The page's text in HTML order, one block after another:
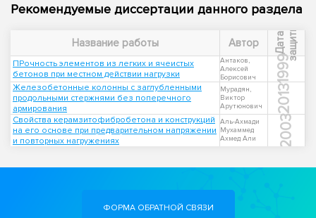
Рекомендуемые диссертации данного раздела
Название работы Автор Д
а
т
а
з
а
щ
и
т ы
ПРочность элементов из легких и ячеистых
бетонов при местном действии нагрузки
Антаков,
Алексей
Борисович
1999
Железобетонные колонны с заглубленными
продольными стержнями без поперечного
армирования
Мурадян,
Виктор
Арутюнович
2013
Свойства керамзитофибробетона и конструкций
на его основе при предварительном напряжении
и повторных нагружениях
Аль-Ахмади
Мухаммед
Ахмед Али
2003
ФОРМА ОБРАТНОЙ СВЯЗИ